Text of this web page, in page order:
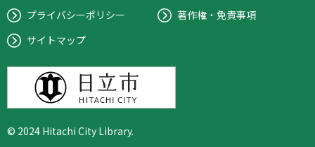
プライバシーポリシー
著作権・免責事項
サイトマップ
© 2024 Hitachi City Library.